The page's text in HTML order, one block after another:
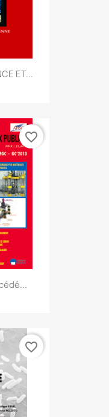
ET...
favorite_border
favorite_border